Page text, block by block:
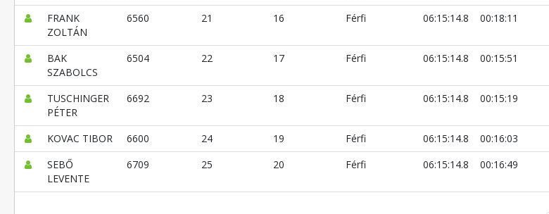
FRANK
ZOLTÁN
6560 21 16 Férfi 06:15:14.8 00:18:11
BAK
SZABOLCS
6504 22 17 Férfi 06:15:14.8 00:15:51
TUSCHINGER
PÉTER
6692 23 18 Férfi 06:15:14.8 00:15:19
KOVAC TIBOR 6600 24 19 Férfi 06:15:14.8 00:16:03
SEBŐ
LEVENTE
6709 25 20 Férfi 06:15:14.8 00:16:49